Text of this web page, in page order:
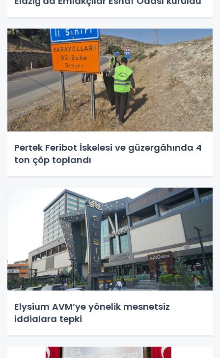
Pertek Feribot İskelesi ve güzergâhında 4
ton çöp toplandı
Elysium AVM’ye yönelik mesnetsiz
iddialara tepki